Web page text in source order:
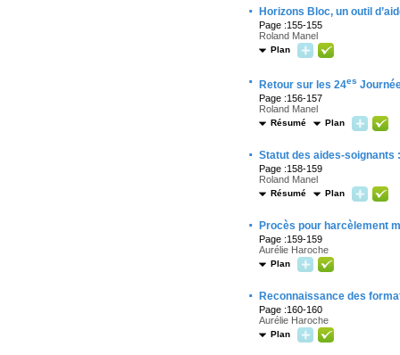
· Horizons Bloc, un outil
Page :155-155
Roland Manel
Plan
· Retour sur les 24es
Page :156-157
Roland Manel
Résumé Plan
· Statut des aides-soignants
Page :158-159
Roland Manel
Résumé Plan
· Procès pour harcèlement
Page :159-159
Aurélie Haroche
Plan
· Reconnaissance des
Page :160-160
Aurélie Haroche
Plan